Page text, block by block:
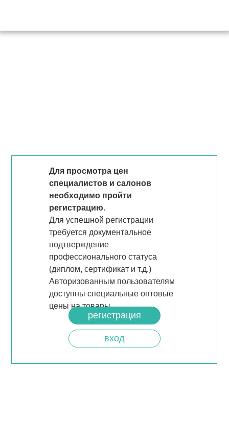
Для просмотра цен
специалистов и салонов
необходимо пройти
регистрацию.
Для успешной регистрации
требуется документальное
подтверждение
профессионального статуса
(диплом, сертификат и т.д.)
Авторизованным пользователям
доступны специальные оптовые
цены на товары.
регистрация
вход